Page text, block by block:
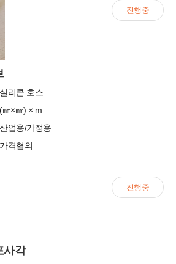
실리콘 호스
(㎜×㎜) × m
산업용/가정용
가격협의
진행중
사각
진행중